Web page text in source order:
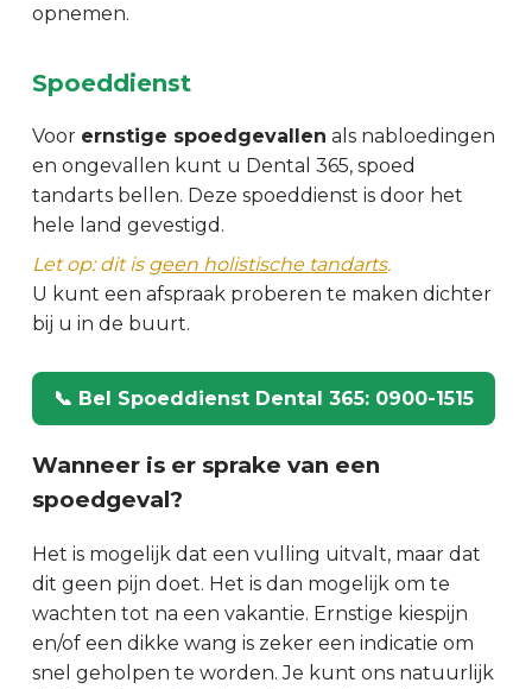
opnemen.
Spoeddienst
Voor ernstige spoedgevallen als nabloedingen
en ongevallen kunt u Dental 365, spoed
tandarts bellen. Deze spoeddienst is door het
hele land gevestigd.
Let op: dit is geen holistische tandarts.
U kunt een afspraak proberen te maken dichter
bij u in de buurt.
📞 Bel Spoeddienst Dental 365: 0900-1515
Wanneer is er sprake van een
spoedgeval?
Het is mogelijk dat een vulling uitvalt, maar dat
dit geen pijn doet. Het is dan mogelijk om te
wachten tot na een vakantie. Ernstige kiespijn
en/of een dikke wang is zeker een indicatie om
snel geholpen te worden. Je kunt ons natuurlijk